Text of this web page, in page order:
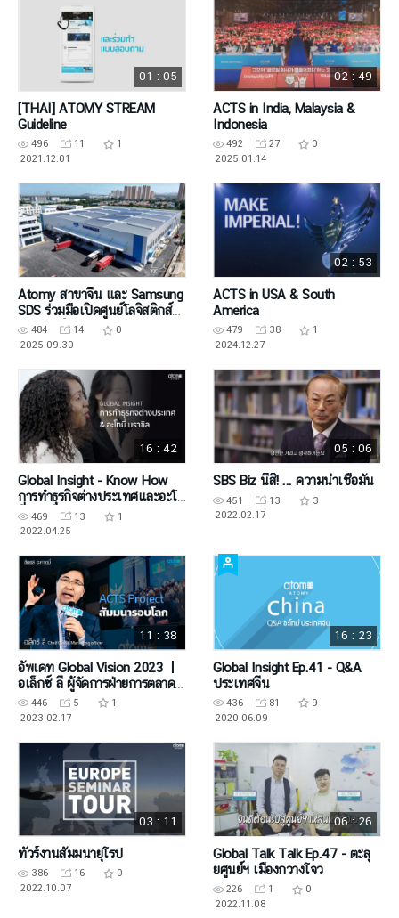
01 : 05
[THAI] ATOMY STREAM
Guideline
496 11
1
2021.12.01
02 : 49
ACTS in India, Malaysia &
Indonesia
492 27
0
2025.01.14
Atomy สาขาจีน และ Samsung
SDS ร่วมมือเปิดศูนย์โลจิสติกส์
นานาชาติ Yantai ร่วมกัน
484 14
0
2025.09.30
02 : 53
ACTS in USA & South
America
479 38
1
2024.12.27
16 : 42
Global Insight - Know How
การทำธุรกิจต่างประเทศและอะโท
มี่ บราซิล
469 13
1
2022.04.25
05 : 06
SBS Biz นี่สิ! ... ความน่าเชื่อมั่น
451 13
3
2022.02.17
11 : 38
อัพเดท Global Vision 2023 ㅣ
อเล็กซ์ ลี ผู้จัดการฝ่ายการตลาด
ต่างประเทศ
446 5
1
2023.02.17
16 : 23
Global Insight Ep.41 - Q&A
ประเทศจีน
436 81
9
2020.06.09
03 : 11
ทัวร์งานสัมมนายุโรป
386 16
0
2022.10.07
06 : 26
Global Talk Talk Ep.47 - ตะลุ
ยศูนย์ฯ เมืองกวางโจว
226 1
0
2022.11.08